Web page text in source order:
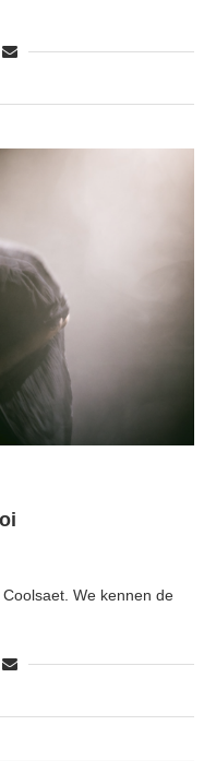
We kennen de